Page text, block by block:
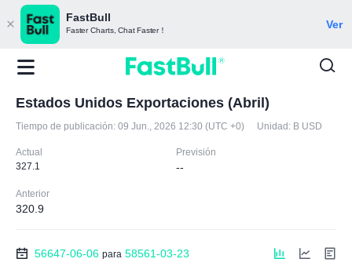
FastBull
Faster Charts, Chat Faster！ Ver
Estados Unidos Exportaciones (Abril)
Tiempo de publicación: 09 Jun., 2026 12:30 (UTC +0) Unidad: B USD
Actual
327.1
Previsión
--
Anterior
320.9
56647-06-06 para 58561-03-23